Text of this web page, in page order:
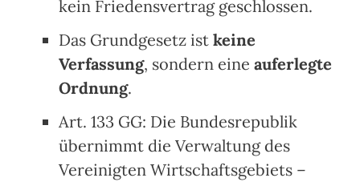
kein Friedensvertrag geschlossen.
Das Grundgesetz istkeine
Verfassung, sondern eineauferlegte
Ordnung.
Art. 133 GG: Die Bundesrepublik
übernimmt die Verwaltung des
Vereinigten Wirtschaftsgebiets –